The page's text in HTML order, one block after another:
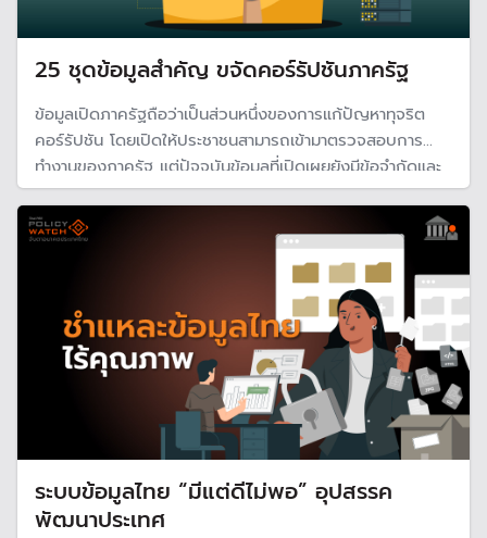
25 ชุดข้อมูลสำคัญ ขจัดคอร์รัปชันภาครัฐ
ข้อมูลเปิดภาครัฐถือว่าเป็นส่วนหนึ่งของการแก้ปัญหาทุจริต
คอร์รัปชัน โดยเปิดให้ประชาชนสามารถเข้ามาตรวจสอบการ
ทำงานของภาครัฐ แต่ปัจจุบันข้อมูลที่เปิดเผยยังมีข้อจำกัดและ
ขาดความสมบูรณ์ ​ทำให้การตรวจสอบไม่มีประสิทธิภาพอย่างที่
ควรจะเป็น
ระบบข้อมูลไทย “มีแต่ดีไม่พอ” อุปสรรค
พัฒนาประเทศ